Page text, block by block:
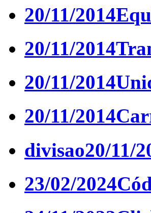
20/11/2014
20/11/2014
20/11/2014
20/11/2014
divisao20/11/
23/02/2024